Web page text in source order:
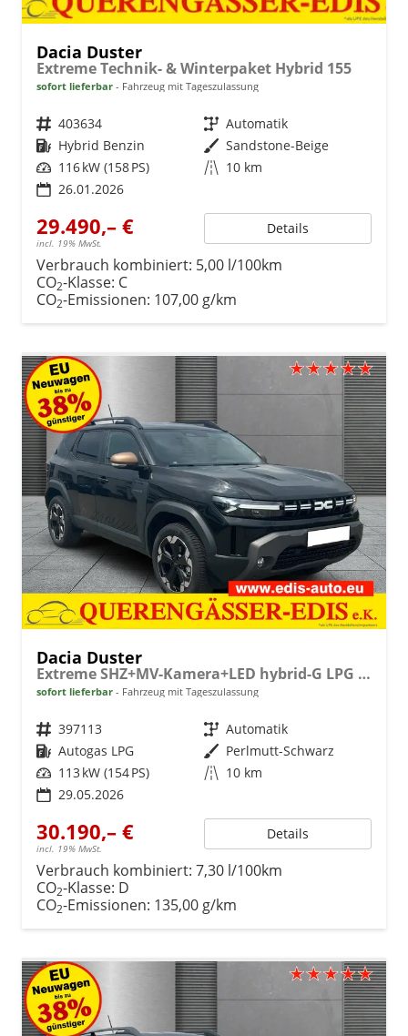
Dacia Duster
Extreme Technik- & Winterpaket Hybrid 155
sofort lieferbar Fahrzeug mit Tageszulassung
Fahrzeugnr. 403634 Getriebe Automatik
Kraftstoff Hybrid Benzin Außenfarbe Sandstone-Beige
Leistung 116 kW (158 PS) Kilometerstand 10 km
26.01.2026
29.490,– €
incl. 19% MwSt.
Details
Verbrauch kombiniert: 5,00 l/100km
CO2-Klasse: C
CO2-Emissionen: 107,00 g/km
Dacia Duster
Extreme SHZ+MV-Kamera+LED hybrid-G LPG 150 EDC 4x4
sofort lieferbar Fahrzeug mit Tageszulassung
Fahrzeugnr. 397113 Getriebe Automatik
Kraftstoff Autogas LPG Außenfarbe Perlmutt-Schwarz
Leistung 113 kW (154 PS) Kilometerstand 10 km
29.05.2026
30.190,– €
incl. 19% MwSt.
Details
Verbrauch kombiniert: 7,30 l/100km
CO2-Klasse: D
CO2-Emissionen: 135,00 g/km